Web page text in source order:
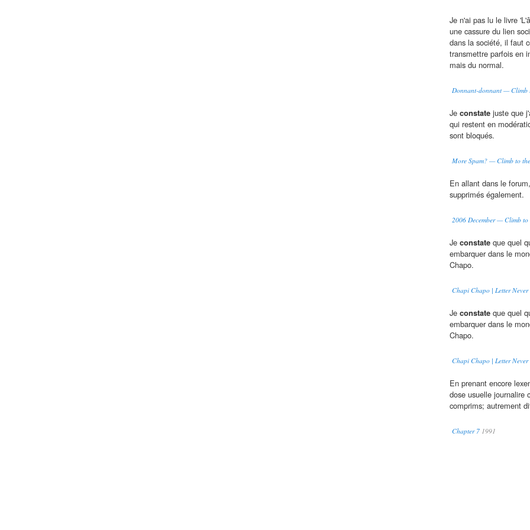
Je n'ai pas lu le livre
une cassure du lien
dans la société, il faut
transmettre parfois en
mais du normal.
Donnant-donnant — Climb
Je constate juste que
qui restent en
sont bloqués.
More Spam? — Climb to
En allant dans le
supprimés également.
2006 December — Climb to
Je constate que quel
embarquer dans le
Chapo.
Chapi Chapo | Letter Never
Je constate que quel
embarquer dans le
Chapo.
Chapi Chapo | Letter Never
En prenant encore
dose usuelle journalire
comprims; autrement
Chapter 7 1991